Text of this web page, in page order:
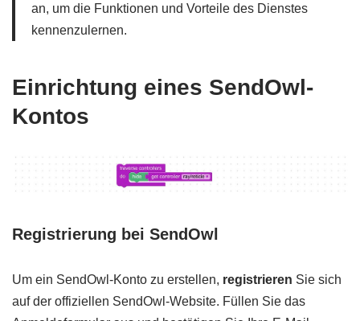
an, um die Funktionen und Vorteile des Dienstes
kennenzulernen.
Einrichtung eines SendOwl-
Kontos
Registrierung bei SendOwl
Um ein SendOwl-Konto zu erstellen, registrieren Sie sich
auf der offiziellen SendOwl-Website. Füllen Sie das